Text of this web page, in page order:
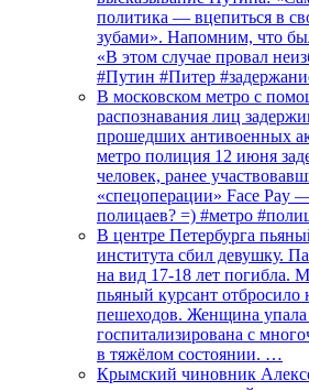
политика — вцепиться в
зубами». Напомним, что
«В этом случае провал
#Путин #Питер
В московском метро с
распознавания лиц
прошедших антивоенных
метро полиция 12 июня
человек, ранее
«спецоперации» Face Pay
полицаев? =) #метро
В центре Петербурга
института сбил девушку.
на вид 17-18 лет погибла.
пьяный курсант отбросило
пешеходов. Женщина упала
госпитализирована с
в тяжёлом состоянии. …
Крымский чиновник